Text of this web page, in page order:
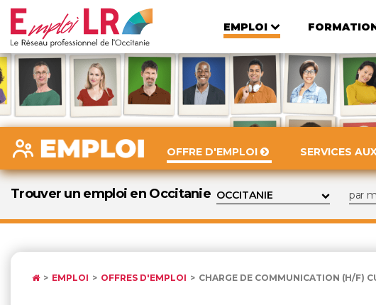
EMPLOI
OFFRE D'EMPLOI SERVICES
Trouver un emploi en Occitanie
EMPLOI OFFRES D'EMPLOI CHARGE DE COMMUNICATION (H/F)